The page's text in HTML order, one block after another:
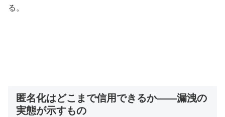
る。
匿名化はどこまで信用できるか——漏洩の
実態が示すもの